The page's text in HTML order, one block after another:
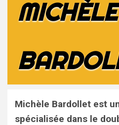
MICHÈLE
Michèle Bardollet est
spécialisée dans le